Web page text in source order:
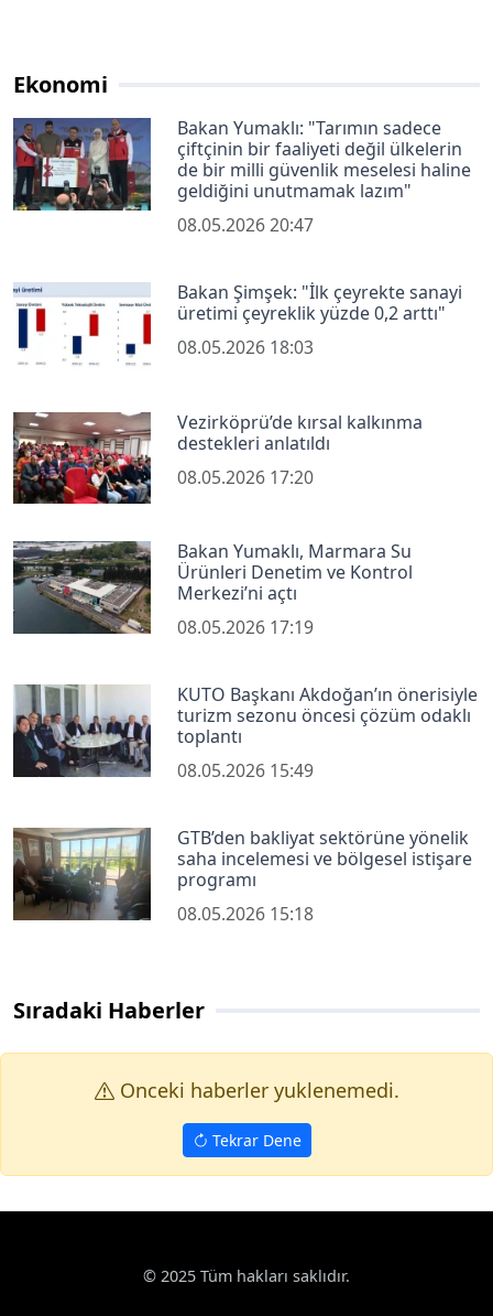
Ekonomi
Bakan Yumaklı: "Tarımın sadece
çiftçinin bir faaliyeti değil ülkelerin
de bir milli güvenlik meselesi haline
geldiğini unutmamak lazım"
08.05.2026 20:47
Bakan Şimşek: "İlk çeyrekte sanayi
üretimi çeyreklik yüzde 0,2 arttı"
08.05.2026 18:03
Vezirköprü’de kırsal kalkınma
destekleri anlatıldı
08.05.2026 17:20
Bakan Yumaklı, Marmara Su
Ürünleri Denetim ve Kontrol
Merkezi’ni açtı
08.05.2026 17:19
KUTO Başkanı Akdoğan’ın önerisiyle
turizm sezonu öncesi çözüm odaklı
toplantı
08.05.2026 15:49
GTB’den bakliyat sektörüne yönelik
saha incelemesi ve bölgesel istişare
programı
08.05.2026 15:18
Sıradaki Haberler
Onceki haberler yuklenemedi.
Tekrar Dene
© 2025 Tüm hakları saklıdır.